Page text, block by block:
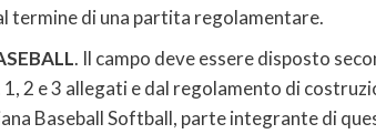
termine di una partita regolamentare.
. Il campo deve essere disposto
2 e 3 allegati e dal regolamento di
Baseball Softball, parte integrante di